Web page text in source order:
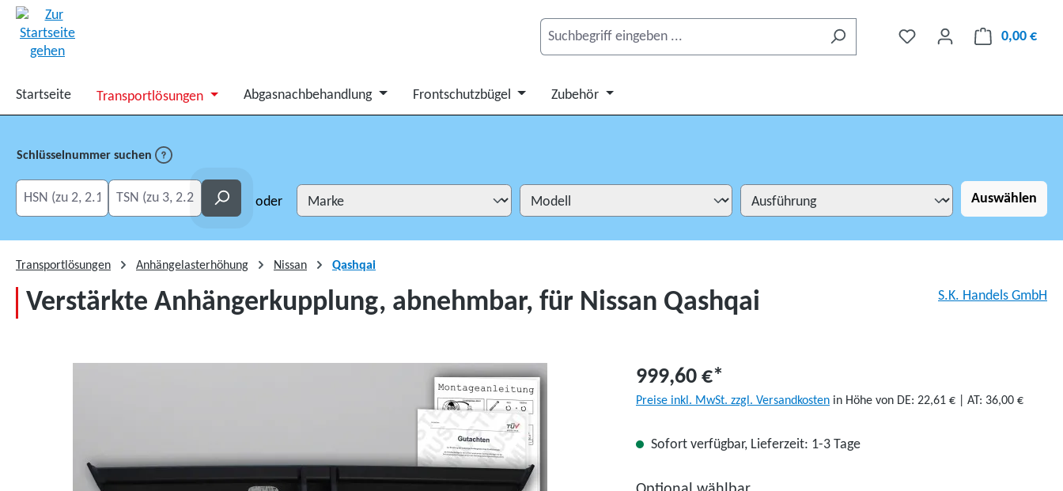
0,00 €
Startseite Transportlösungen Abgasnachbehandlung Frontschutzbügel Zubehör
Schlüsselnummer suchen
HSN eingeben
TSN eingeben Suchen oder Auswählen
Transportlösungen Anhängelasterhöhung Nissan Qashqai
Verstärkte Anhängerkupplung, abnehmbar, für Nissan Qashqai S.K. Handels GmbH
999,60 €*
Preise inkl. MwSt. zzgl. Versandkosten in Höhe von DE: 22,61 € | AT: 36,00 €
Sofort verfügbar, Lieferzeit: 1-3 Tage